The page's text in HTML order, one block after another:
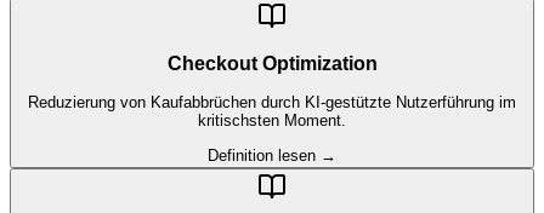
Checkout Optimization
Reduzierung von Kaufabbrüchen durch KI-gestützte Nutzerführung im
kritischsten Moment.
Definition lesen →